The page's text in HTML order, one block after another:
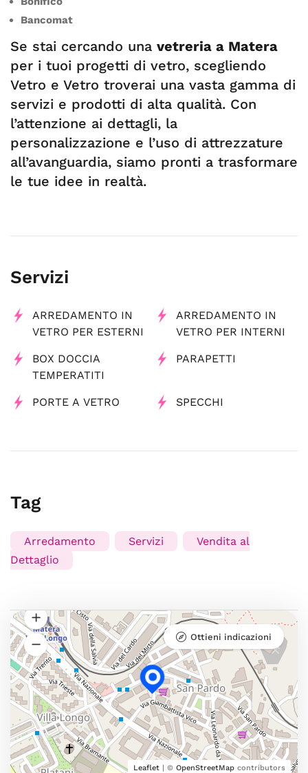
Bancomat
Se stai cercando una vetreria a Matera
per i tuoi progetti di vetro, scegliendo
Vetro e Vetro troverai una vasta gamma di
servizi e prodotti di alta qualità. Con
l’attenzione ai dettagli, la
personalizzazione e l’uso di attrezzature
all’avanguardia, siamo pronti a trasformare
le tue idee in realtà.
Servizi
ARREDAMENTO IN
VETRO PER ESTERNI
ARREDAMENTO IN
VETRO PER INTERNI
BOX DOCCIA
TEMPERATITI
PARAPETTI
PORTE A VETRO SPECCHI
Tag
Arredamento Servizi
Vendita al
Dettaglio
Leaflet | © OpenStreetMap contributors
Ottieni indicazioni